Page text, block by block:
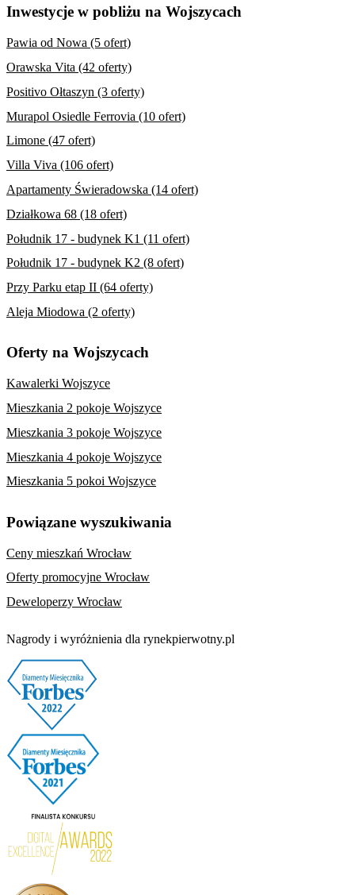
Inwestycje w pobliżu na Wojszycach
Pawia od Nowa (5 ofert)
Orawska Vita (42 oferty)
Positivo Ołtaszyn (3 oferty)
Murapol Osiedle Ferrovia (10 ofert)
Limone (47 ofert)
Villa Viva (106 ofert)
Apartamenty Świeradowska (14 ofert)
Działkowa 68 (18 ofert)
Południk 17 - budynek K1 (11 ofert)
Południk 17 - budynek K2 (8 ofert)
Przy Parku etap II (64 oferty)
Aleja Miodowa (2 oferty)
Oferty na Wojszycach
Kawalerki Wojszyce
Mieszkania 2 pokoje Wojszyce
Mieszkania 3 pokoje Wojszyce
Mieszkania 4 pokoje Wojszyce
Mieszkania 5 pokoi Wojszyce
Powiązane wyszukiwania
Ceny mieszkań Wrocław
Oferty promocyjne Wrocław
Deweloperzy Wrocław
Nagrody i wyróżnienia dla rynekpierwotny.pl